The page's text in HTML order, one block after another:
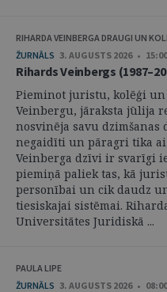
RIHARDA VEINBERGA DRAUGI UN
ŽURNĀLS 3. AUGUSTS 2026 • 15:00
Rihards Veinbergs
Pieminot juristu, kolēģi
Veinbergu, jāraksta jūlija
nosvinēja savu
negaidīti un pāragri tika
Veinberga dzīvi ir svarīgi
piemiņā paliek tas, kā
personībai un cik daudz
tiesiskajai sistēmai.
Universitātes Juridiskā ...
PAULA LIPE
ŽURNĀLS 3. AUGUSTS 2026 • 08:00